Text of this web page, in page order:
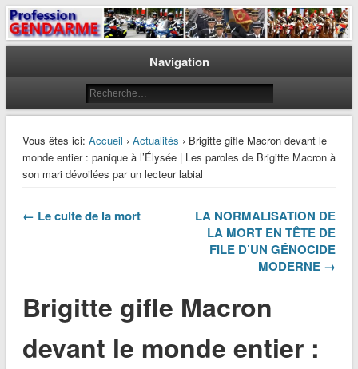
Profession Gendarme
Le journal des gendarmes
Navigation
Vous êtes ici: Accueil › Actualités › Brigitte gifle Macron devant le
monde entier : panique à l’Élysée | Les paroles de Brigitte Macron à
son mari dévoilées par un lecteur labial
← Le culte de la mort
LA NORMALISATION DE
LA MORT EN TÊTE DE
FILE D’UN GÉNOCIDE
MODERNE →
Brigitte gifle Macron
devant le monde entier :